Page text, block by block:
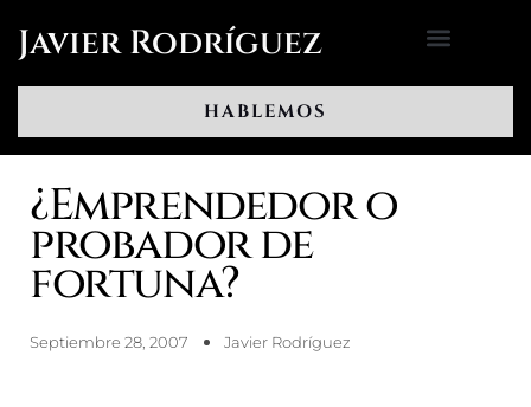
Javier Rodríguez
HABLEMOS
¿Emprendedor o
probador de
fortuna?
Septiembre 28, 2007 Javier Rodríguez